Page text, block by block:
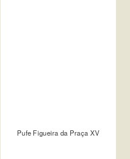
Pufe Figueira da Praça XV